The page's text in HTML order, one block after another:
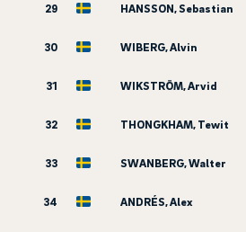
29 HANSSON, Sebastian
30 WIBERG, Alvin
31 WIKSTRÖM, Arvid
32 THONGKHAM, Tewit
33 SWANBERG, Walter
34 ANDRÉS, Alex